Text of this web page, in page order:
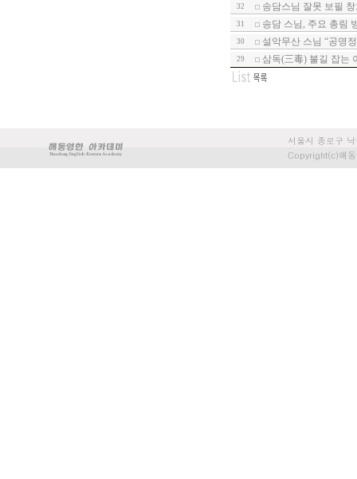
32 송담스님 잘못 보필
31 송담 스님, 주요 총림
30 설악무산 스님 “공명
29 삼독(三毒) 불길 잡는